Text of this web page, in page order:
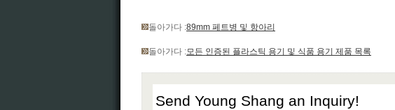
돌아가다 :89mm 페트병 및 항아리
돌아가다 :모든 인증된 플라스틱 용기 및 식품 용기 제품 목록